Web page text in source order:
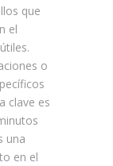
que
el
o
clave es
una
en el